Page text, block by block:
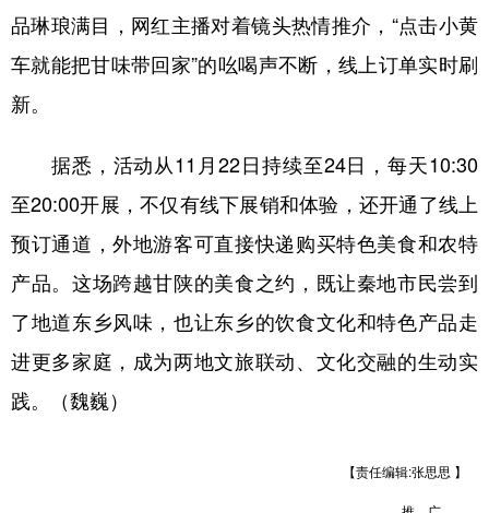
品琳琅满目，网红主播对着镜头热情推介，“点击小黄
车就能把甘味带回家”的吆喝声不断，线上订单实时刷
新。
据悉，活动从11月22日持续至24日，每天10:30
至20:00开展，不仅有线下展销和体验，还开通了线上
预订通道，外地游客可直接快递购买特色美食和农特
产品。这场跨越甘陕的美食之约，既让秦地市民尝到
了地道东乡风味，也让东乡的饮食文化和特色产品走
进更多家庭，成为两地文旅联动、文化交融的生动实
践。（魏巍）
【责任编辑:张思思 】